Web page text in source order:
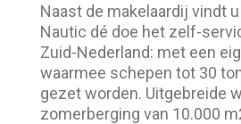
Naast de makelaardij vindt
Nautic dé doe het zelf-
Zuid-Nederland: met een
waarmee schepen tot 30
gezet worden. Uitgebreide
zomerberging van 10.000